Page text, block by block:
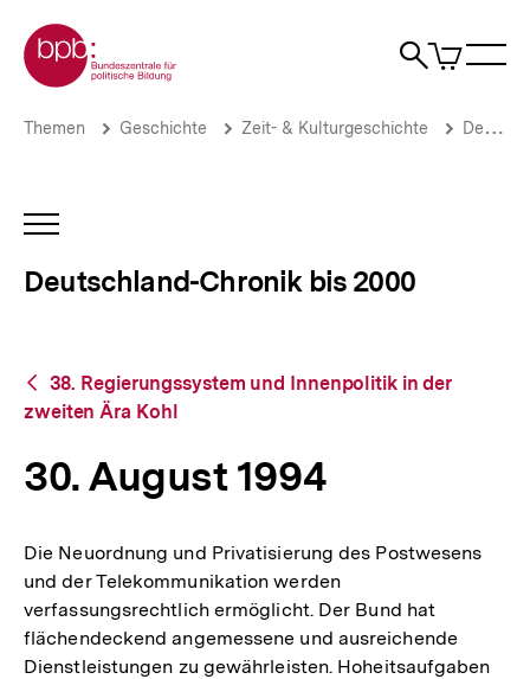
zum
Seiteninhalt
springen
Zur Startseite der bpb
Suche
Artikel
im
30.
Deutschland-
Chronik
2000
Brotkrümelnavigation
Pfadnavigation
Themen Geschichte Zeit- & Kulturgeschichte Deutschland-Chronik bis 2000
INHALTSNAVIGATION
Deutschland-Chronik bis 2000
Zurück
zur
38. Regierungssystem und Innenpolitik in der
zweiten Ära Kohl
30. August 1994
Die Neuordnung und Privatisierung des Postwesens
und der Telekommunikation werden
verfassungsrechtlich ermöglicht. Der Bund hat
flächendeckend angemessene und ausreichende
Dienstleistungen zu gewährleisten. Hoheitsaufgaben